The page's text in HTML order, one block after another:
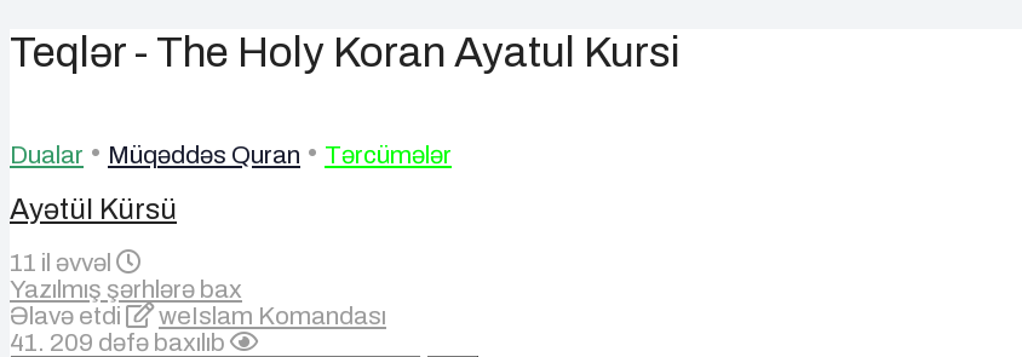
Teqlər - The Holy Koran Ayatul Kursi
Dualar • Müqəddəs Quran • Tərcümələr
Ayətül Kürsü
11 il əvvəl
Yazılmış şərhlərə bax
Əlavə etdi
weIslam Komandası
41. 209 dəfə baxılıb